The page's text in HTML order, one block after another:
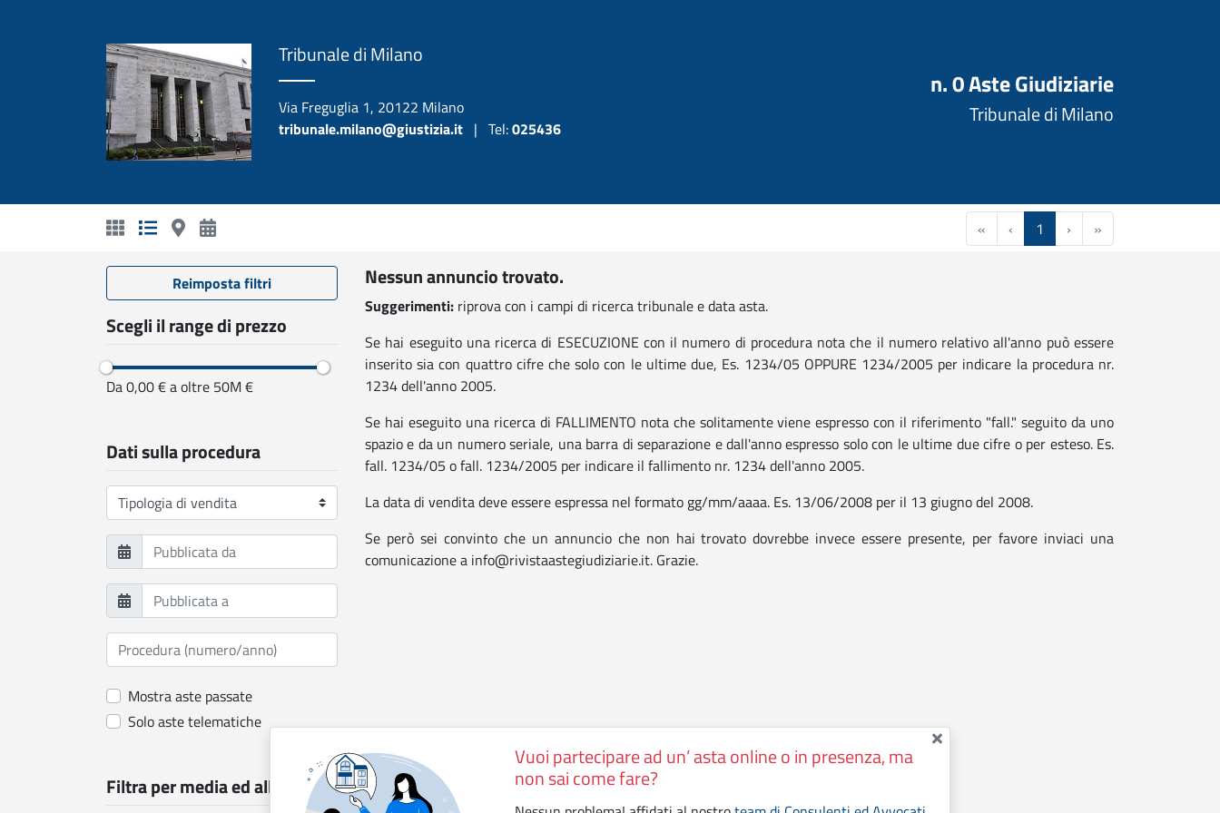
Tribunale di Milano
Via Freguglia 1, 20122 Milano
tribunale.milano@giustizia.it | Tel:025436
n. 0 Aste Giudiziarie
Tribunale di Milano
« ‹ 1 › »
Reimposta filtri
Scegli il range di prezzo
Da 0,00 € a oltre 50M €
Dati sulla procedura
Mostra aste passate
Solo aste telematiche
Filtra per media ed allegati
Nessun annuncio trovato.
Suggerimenti: riprova con i campi di ricerca tribunale e data asta.
Se hai eseguito una ricerca di ESECUZIONE con il numero di procedura nota che il numero relativo all'anno può essere
inserito sia con quattro cifre che solo con le ultime due, Es. 1234/05 OPPURE 1234/2005 per indicare la procedura nr.
1234 dell'anno 2005.
Se hai eseguito una ricerca di FALLIMENTO nota che solitamente viene espresso con il riferimento "fall." seguito da uno
spazio e da un numero seriale, una barra di separazione e dall'anno espresso solo con le ultime due cifre o per esteso. Es.
fall. 1234/05 o fall. 1234/2005 per indicare il fallimento nr. 1234 dell'anno 2005.
La data di vendita deve essere espressa nel formato gg/mm/aaaa. Es. 13/06/2008 per il 13 giugno del 2008.
Se però sei convinto che un annuncio che non hai trovato dovrebbe invece essere presente, per favore inviaci una
comunicazione a info@rivistaastegiudiziarie.it. Grazie.
Vuoi partecipare ad un’ asta online o in presenza, ma
non sai come fare?